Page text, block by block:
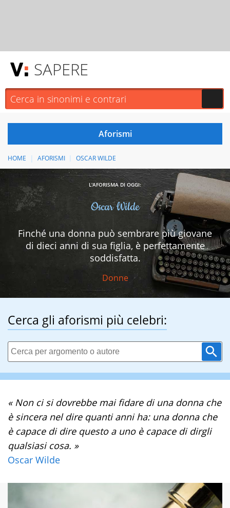
SAPERE
HOME AFORISMI OSCAR WILDE
L'AFORISMA DI OGGI:
Oscar Wilde
Finché una donna può sembrare più giovane
di dieci anni di sua figlia, è perfettamente
soddisfatta.
Donne
Cerca gli aforismi più celebri:
« Non ci si dovrebbe mai fidare di una donna che
è sincera nel dire quanti anni ha: una donna che
è capace di dire questo a uno è capace di dirgli
qualsiasi cosa. »
Oscar Wilde